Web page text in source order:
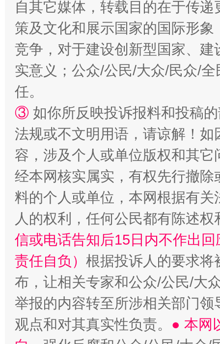
“蜀中异人”王建安的艺术幻境
自其它媒体，转载目的在于传
策及文化和展示国家的国际形
竞争，对于建设创新型国家、
实意义；公众/公民/大众/民众/
任。
③ 如你所反映投诉报料和投稿
法规或不文明用语，请谅解！
容，涉及个人或单位版权和其它
经本网核实属实，有权先行撤
料的个人或单位，本网根据有
人的权利，任何公民都有陈述
信或电话告知后15日内不作出
责任自负） 根据投诉人的要求将
布，让相关专家和公众/公民/大
举报的内容转至所涉相关部门
观点和对其真实性负责。 ● 本网